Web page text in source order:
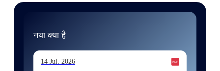
नया क्या है
14 Jul. 2026